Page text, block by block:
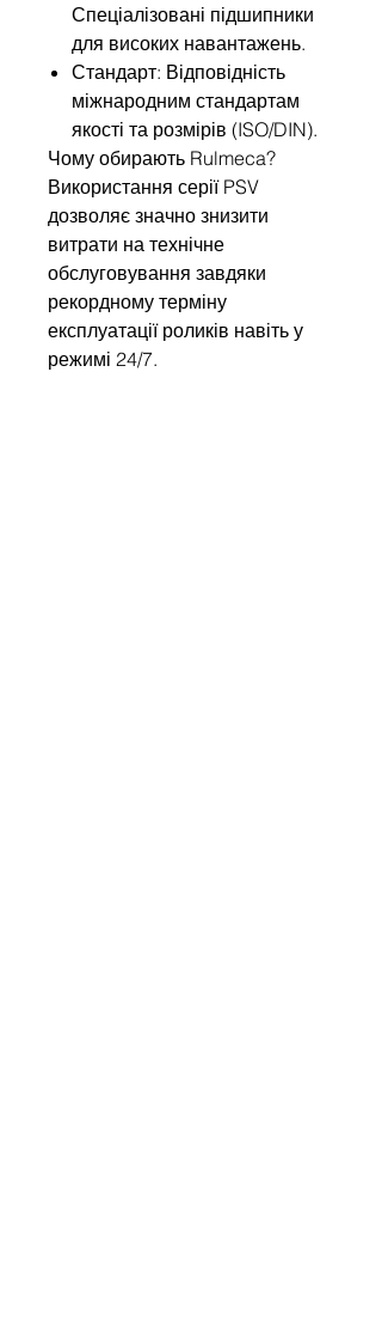
Спеціалізовані підшипники
для високих навантажень.
Стандарт: Відповідність
міжнародним стандартам
якості та розмірів (ISO/DIN).
Чому обирають Rulmeca?
Використання серії PSV
дозволяє значно знизити
витрати на технічне
обслуговування завдяки
рекордному терміну
експлуатації роликів навіть у
режимі 24/7.